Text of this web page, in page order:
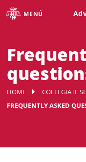
MENÚ
HOME
COLLEGIATE
FREQUENTLY ASKED